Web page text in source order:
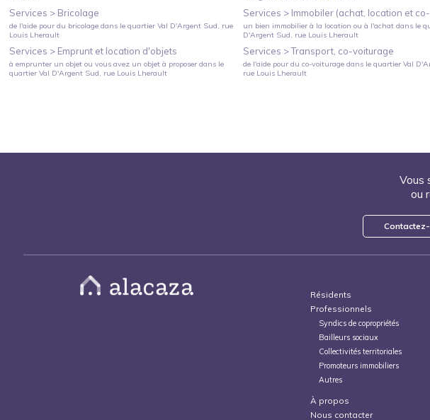
Services > Bricolage
de l'aide pour du bricolage dans le quartierVal D'Argent Sud, rue
Louis Lherault
Services > Emprunt et location d'objets
à emprunter un objet ou vous avez un objet à proposer dans le
quartierVal D'Argent Sud, rue Louis Lherault
Services > Immobiler (achat, location et
un bien immobilier à la location ou à l'achatdans le
D'Argent Sud, rue Louis Lherault
Services >Transport, co-voiturage
de l'aide pour du co-voituragedans le quartier Val
rue Louis Lherault
Vous
ou
Résidents
Professionnels
Syndics de copropriétés
Bailleurs sociaux
Collectivités territoriales
Promoteurs immobiliers
Autres
À propos
Nous contacter